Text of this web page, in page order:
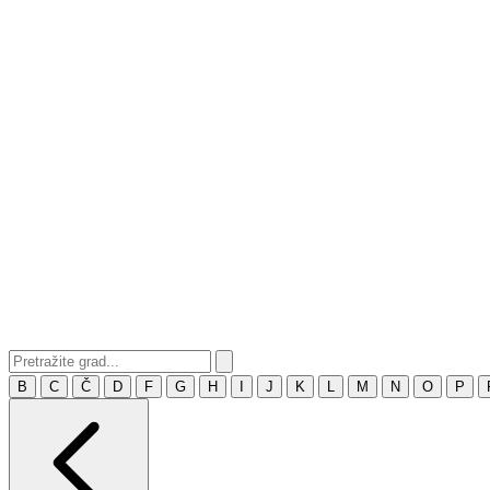
B C Č D F G H J K M N O P